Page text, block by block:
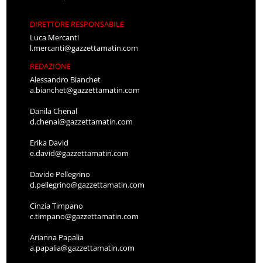
DIRETTORE RESPONSABILE
Luca Mercanti
l.mercanti@gazzettamatin.com
REDAZIONE
Alessandro Bianchet
a.bianchet@gazzettamatin.com
Danila Chenal
d.chenal@gazzettamatin.com
Erika David
e.david@gazzettamatin.com
Davide Pellegrino
d.pellegrino@gazzettamatin.com
Cinzia Timpano
c.timpano@gazzettamatin.com
Arianna Papalia
a.papalia@gazzettamatin.com